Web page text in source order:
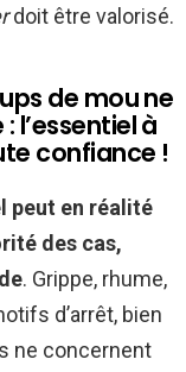
doit être valorisé.
de mou ne
l’essentiel à
confiance !
peut en réalité
des cas,
. Grippe, rhume,
d’arrêt, bien
ne concernent